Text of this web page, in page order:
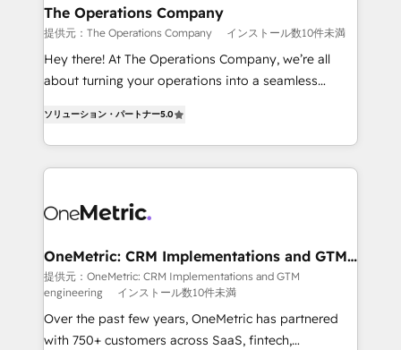
growth. Our multidisciplinary team designs solutions
that simplify complexity, boost performance, and
turn innovation into real impact. 🌍 Highlights •
HubSpot Partner since 2012 • 2022 EMEA Impact
projects • Clients in 30+ industries • Proprietary
technology for integrations • Multilingual team:
The Operations Company
提供元：The Operations Company インストール数10件未満
Hey there! At The Operations Company, we’re all
about turning your operations into a seamless
transforming complex systems into efficient,
scalable solutions that work across your entire
organization. We’re a unique blend of deep HubSpot
operational know-how. We know that no two
solutions. Instead, we dive in to understand your
needs, goals, and challenges to deliver solutions that
fit like a glove. We’re committed to being both
highly effective and fun to work with. We believe in
efficient processes, as well as building great
ソリューション・パートナー5.0
OneMetric: CRM Implementations and GTM
engineering
提供元：OneMetric: CRM Implementations and GTM
engineering
インストール数10件未満
Over the past few years, OneMetric has partnered
with 750+ customers across SaaS, fintech,